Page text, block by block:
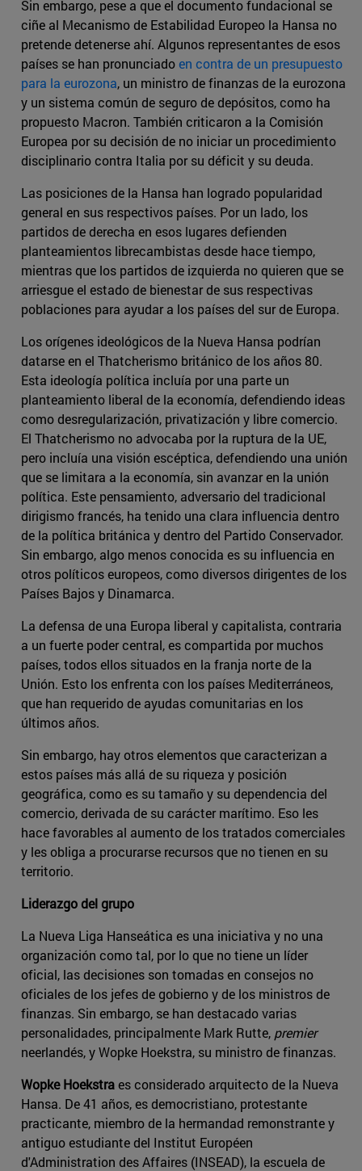
Sin embargo, pese a que el documento fundacional se
ciñe al Mecanismo de Estabilidad Europeo la Hansa no
pretende detenerse ahí. Algunos representantes de esos
países se han pronunciadoen contra de un presupuesto
para la eurozona, un ministro de finanzas de la eurozona
y un sistema común de seguro de depósitos, como ha
propuesto Macron. También criticaron a la Comisión
Europea por su decisión de no iniciar un procedimiento
disciplinario contra Italia por su déficit y su deuda.
Las posiciones de la Hansa han logrado popularidad
general en sus respectivos países. Por un lado, los
partidos de derecha en esos lugares defienden
planteamientos librecambistas desde hace tiempo,
mientras que los partidos de izquierda no quieren que se
arriesgue el estado de bienestar de sus respectivas
poblaciones para ayudar a los países del sur de Europa.
Los orígenes ideológicos de la Nueva Hansa podrían
datarse en el Thatcherismo británico de los años 80.
Esta ideología política incluía por una parte un
planteamiento liberal de la economía, defendiendo ideas
como desregularización, privatización y libre comercio.
El Thatcherismo no advocaba por la ruptura de la UE,
pero incluía una visión escéptica, defendiendo una unión
que se limitara a la economía, sin avanzar en la unión
política. Este pensamiento, adversario del tradicional
dirigismo francés, ha tenido una clara influencia dentro
de la política británica y dentro del Partido Conservador.
Sin embargo, algo menos conocida es su influencia en
otros políticos europeos, como diversos dirigentes de los
Países Bajos y Dinamarca.
La defensa de una Europa liberal y capitalista, contraria
a un fuerte poder central, es compartida por muchos
países, todos ellos situados en la franja norte de la
Unión. Esto los enfrenta con los países Mediterráneos,
que han requerido de ayudas comunitarias en los
últimos años.
Sin embargo, hay otros elementos que caracterizan a
estos países más allá de su riqueza y posición
geográfica, como es su tamaño y su dependencia del
comercio, derivada de su carácter marítimo. Eso les
hace favorables al aumento de los tratados comerciales
y les obliga a procurarse recursos que no tienen en su
territorio.
Liderazgo del grupo
La Nueva Liga Hanseática es una iniciativa y no una
organización como tal, por lo que no tiene un líder
oficial, las decisiones son tomadas en consejos no
oficiales de los jefes de gobierno y de los ministros de
finanzas. Sin embargo, se han destacado varias
personalidades, principalmente Mark Rutte, premier
neerlandés, y Wopke Hoekstra, su ministro de finanzas.
Wopke Hoekstraes considerado arquitecto de la Nueva
Hansa. De 41 años, es democristiano, protestante
practicante, miembro de la hermandad remonstrante y
antiguo estudiante del Institut Européen
d'Administration des Affaires (INSEAD), la escuela de